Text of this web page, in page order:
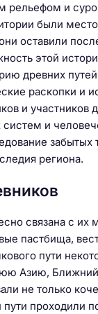
рельефом и
были
оставили
этой
древних
раскопки и
и участников
и
региона.
связана с
пастбища,
пути
Азию, Ближний
не только
проходили